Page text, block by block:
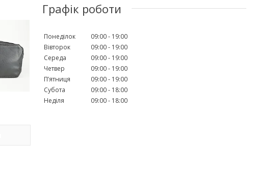
Графік роботи
Понеділок 09:00
19:00
Вівторок
09:00
19:00
Середа
09:00
19:00
Четвер
09:00
19:00
Пʼятниця
09:00
19:00
Субота
09:00
18:00
Неділя
09:00 18:00